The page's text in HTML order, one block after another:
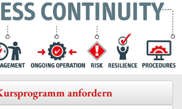
anfordern